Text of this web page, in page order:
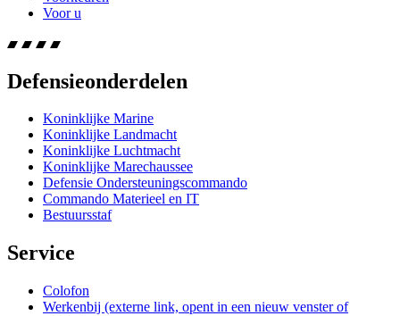
Voor u
Defensieonderdelen
Koninklijke Marine
Koninklijke Landmacht
Koninklijke Luchtmacht
Koninklijke Marechaussee
Defensie Ondersteuningscommando
Commando Materieel en IT
Bestuursstaf
Service
Colofon
Werkenbij (externe link, opent in een nieuw venster of